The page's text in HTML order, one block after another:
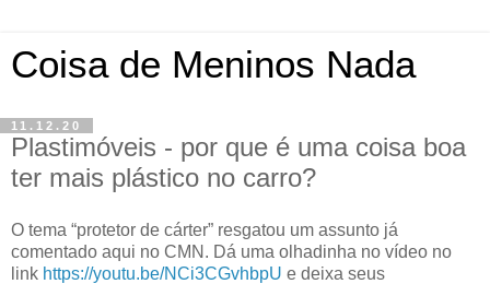
Coisa de Meninos Nada
11.12.20
Plastimóveis - por que é uma coisa boa
ter mais plástico no carro?
O tema “protetor de cárter” resgatou um assunto já
comentado aqui no CMN. Dá uma olhadinha no vídeo no
link https://youtu.be/NCi3CGvhbpU e deixa seus